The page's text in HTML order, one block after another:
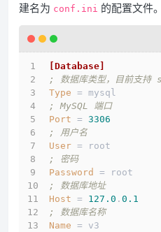
建名为 conf.ini 的配置文件。
[Database]
; 数据库类型，目前支
Type = mysql
; MySQL 端口
Port = 3306
; 用户名
User = root
; 密码
Password
= root
; 数据库地址
Host = 127.0 . 0.1
; 数据库名称
Name = v3